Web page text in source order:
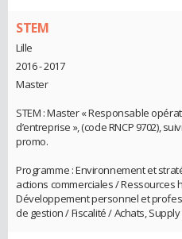
STEM
Lille
2016 - 2017
Master
STEM : Master « Responsable
d’entreprise », (code RNCP 9702),
promo.
Programme : Environnement et
actions commerciales / Ressources
Développement personnel et
de gestion / Fiscalité / Achats,